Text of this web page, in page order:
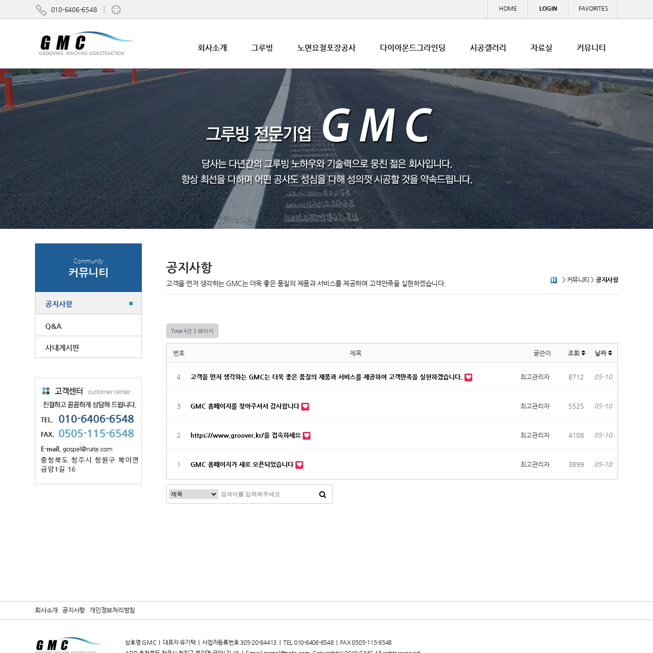
010-6406-6548 FAVORITES
LOGIN
HOME
회사소개 그루빙 노면요철포장공사 다이아몬드그라인딩 시공갤러리 자료실 커뮤니티
Community
커뮤니티
공지사항
Q&A
사내게시판
공지사항
고객을 먼저 생각하는 GMC는 더욱 좋은 품질의 제품과 서비스를 제공하여 고객만족을 실현하겠습니다. > 커뮤니티 > 공지사항
Total 4건 1 페이지
번호 제목 글쓴이 조회 날짜
4 고객을 먼저 생각하는 GMC는 더욱 좋은 품질의 제품과 서비스를 제공하여 고객만족을 실현하겠습니다. 최고관리자 8712 05-10
3 GMC 홈페이지를 찾아주셔서 감사합니다 최고관리자 5525 05-10
2 https://www.groover.kr/을 접속하세요 최고관리자 4108 05-10
1 GMC 홈페이지가 새로 오픈되었습니다 최고관리자 3899 05-10
회사소개 공지사항 개인정보처리방침
상호명 GMC | 대표자 유기택 | 사업자등록번호 305-20-84413 | TEL 010-6406-6548 | FAX 0505-115-6548